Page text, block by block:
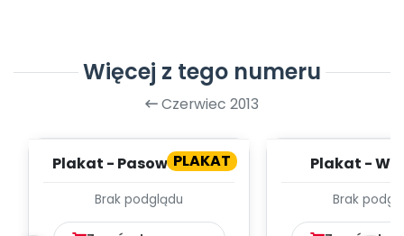
Więcej z tego numeru
Czerwiec 2013
PLAKAT
Plakat - Pasowanie na
Brak podglądu
Plakat -
Brak